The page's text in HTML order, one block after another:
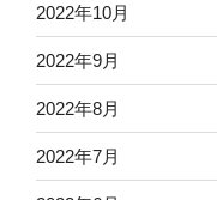
2022年10月
2022年9月
2022年8月
2022年7月